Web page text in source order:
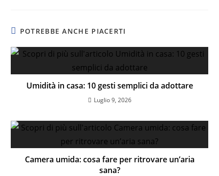
POTREBBE ANCHE PIACERTI
Umidità in casa: 10 gesti semplici da adottare
Luglio 9, 2026
Camera umida: cosa fare per ritrovare un’aria
sana?